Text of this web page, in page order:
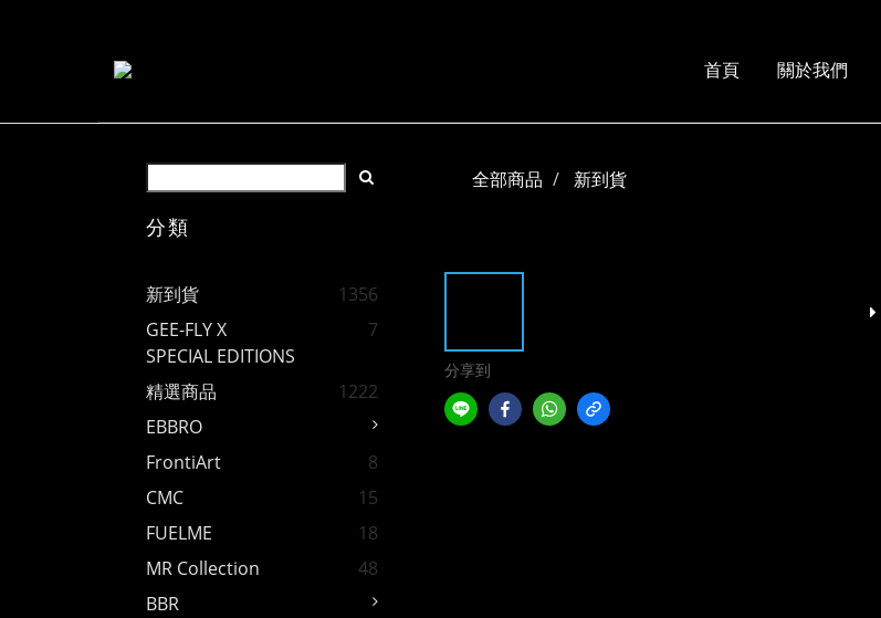
首頁 關於我們
分類
新到貨
1356
GEE-FLY X
SPECIAL EDITIONS
7
精選商品
1222
EBBRO
FrontiArt
8
CMC
15
FUELME
18
MR Collection
48
BBR
全部商品 新到貨
分享到